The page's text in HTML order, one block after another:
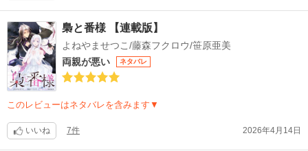
梟と番様 【連載版】
よねやませつこ/藤森フクロウ/笹原亜美
両親が悪い
ネタバレ
このレビューはネタバレを含みます▼
いいね 7件 2026年4月14日